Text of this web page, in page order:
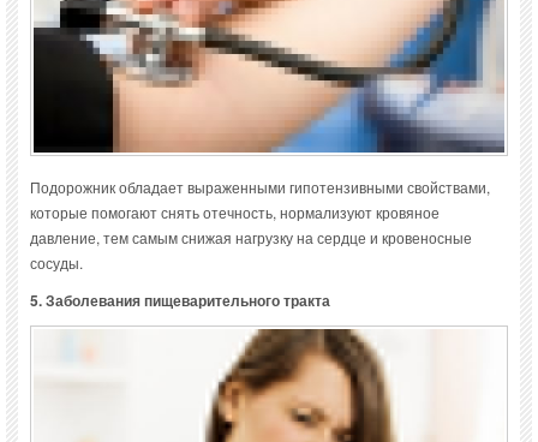
Подорожник обладает выраженными гипотензивными свойствами,
которые помогают снять отечность, нормализуют кровяное
давление, тем самым снижая нагрузку на сердце и кровеносные
сосуды.
5. Заболевания пищеварительного тракта